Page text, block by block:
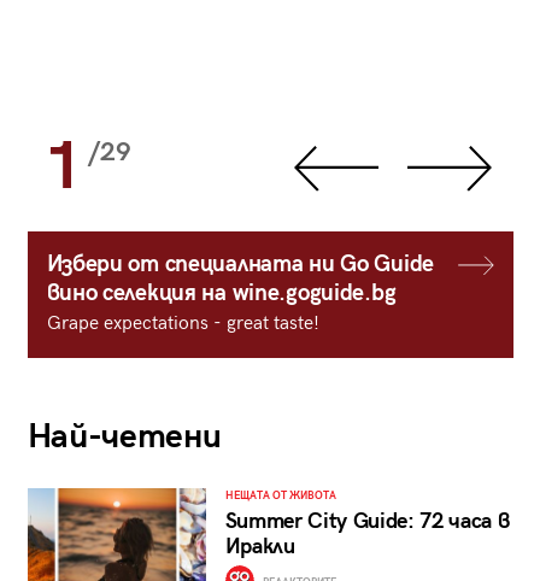
1 /29
Избери от специалната ни Go Guide
вино селекция на wine.goguide.bg
Grape expectations - great taste!
Най-четени
НЕЩАТА ОТ ЖИВОТА
Summer City Guide: 72 часа в
Иракли